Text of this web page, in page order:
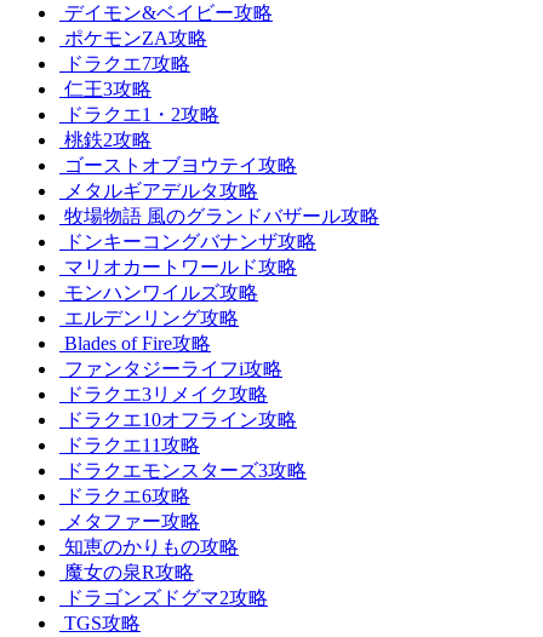
デイモン&ベイビー攻略
ポケモンZA攻略
ドラクエ7攻略
仁王3攻略
ドラクエ1・2攻略
桃鉄2攻略
ゴーストオブヨウテイ攻略
メタルギアデルタ攻略
牧場物語 風のグランドバザール攻略
ドンキーコングバナンザ攻略
マリオカートワールド攻略
モンハンワイルズ攻略
エルデンリング攻略
Blades of Fire攻略
ファンタジーライフi攻略
ドラクエ3リメイク攻略
ドラクエ10オフライン攻略
ドラクエ11攻略
ドラクエモンスターズ3攻略
ドラクエ6攻略
メタファー攻略
知恵のかりもの攻略
魔女の泉R攻略
ドラゴンズドグマ2攻略
TGS攻略